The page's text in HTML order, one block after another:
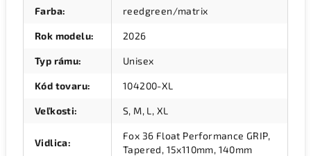
Farba: reedgreen/matrix
Rok modelu: 2026
Typ rámu: Unisex
Kód tovaru: 104200-XL
Veľkosti: S, M, L, XL
Vidlica:
Fox 36 Float Performance GRIP,
Tapered, 15x110mm, 140mm